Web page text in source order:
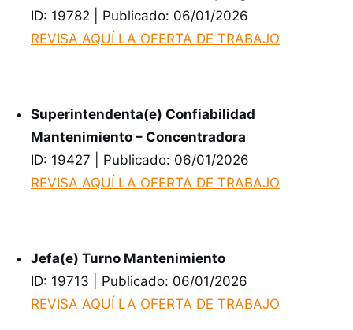
ID: 19782 | Publicado: 06/01/2026
REVISA AQUÍ LA OFERTA DE TRABAJO
Superintendenta(e) Confiabilidad
Mantenimiento – Concentradora
ID: 19427 | Publicado: 06/01/2026
REVISA AQUÍ LA OFERTA DE TRABAJO
Jefa(e) Turno Mantenimiento
ID: 19713 | Publicado: 06/01/2026
REVISA AQUÍ LA OFERTA DE TRABAJO